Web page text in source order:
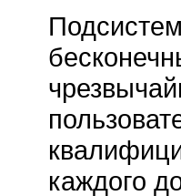
каждого